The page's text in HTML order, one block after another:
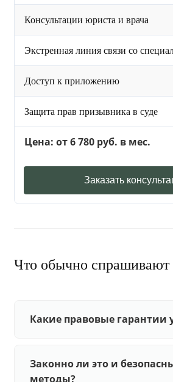
Консультации юриста и врача
Экстренная линия связи со
Доступ к приложению
Защита прав призывника в суде
Цена: от 6 780 руб. в мес.
Заказать
Что обычно спрашивают
Какие правовые гарантии
Законно ли это и
методы?